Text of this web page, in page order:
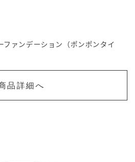
ファンデーション（ポンポンタイ
品詳細へ